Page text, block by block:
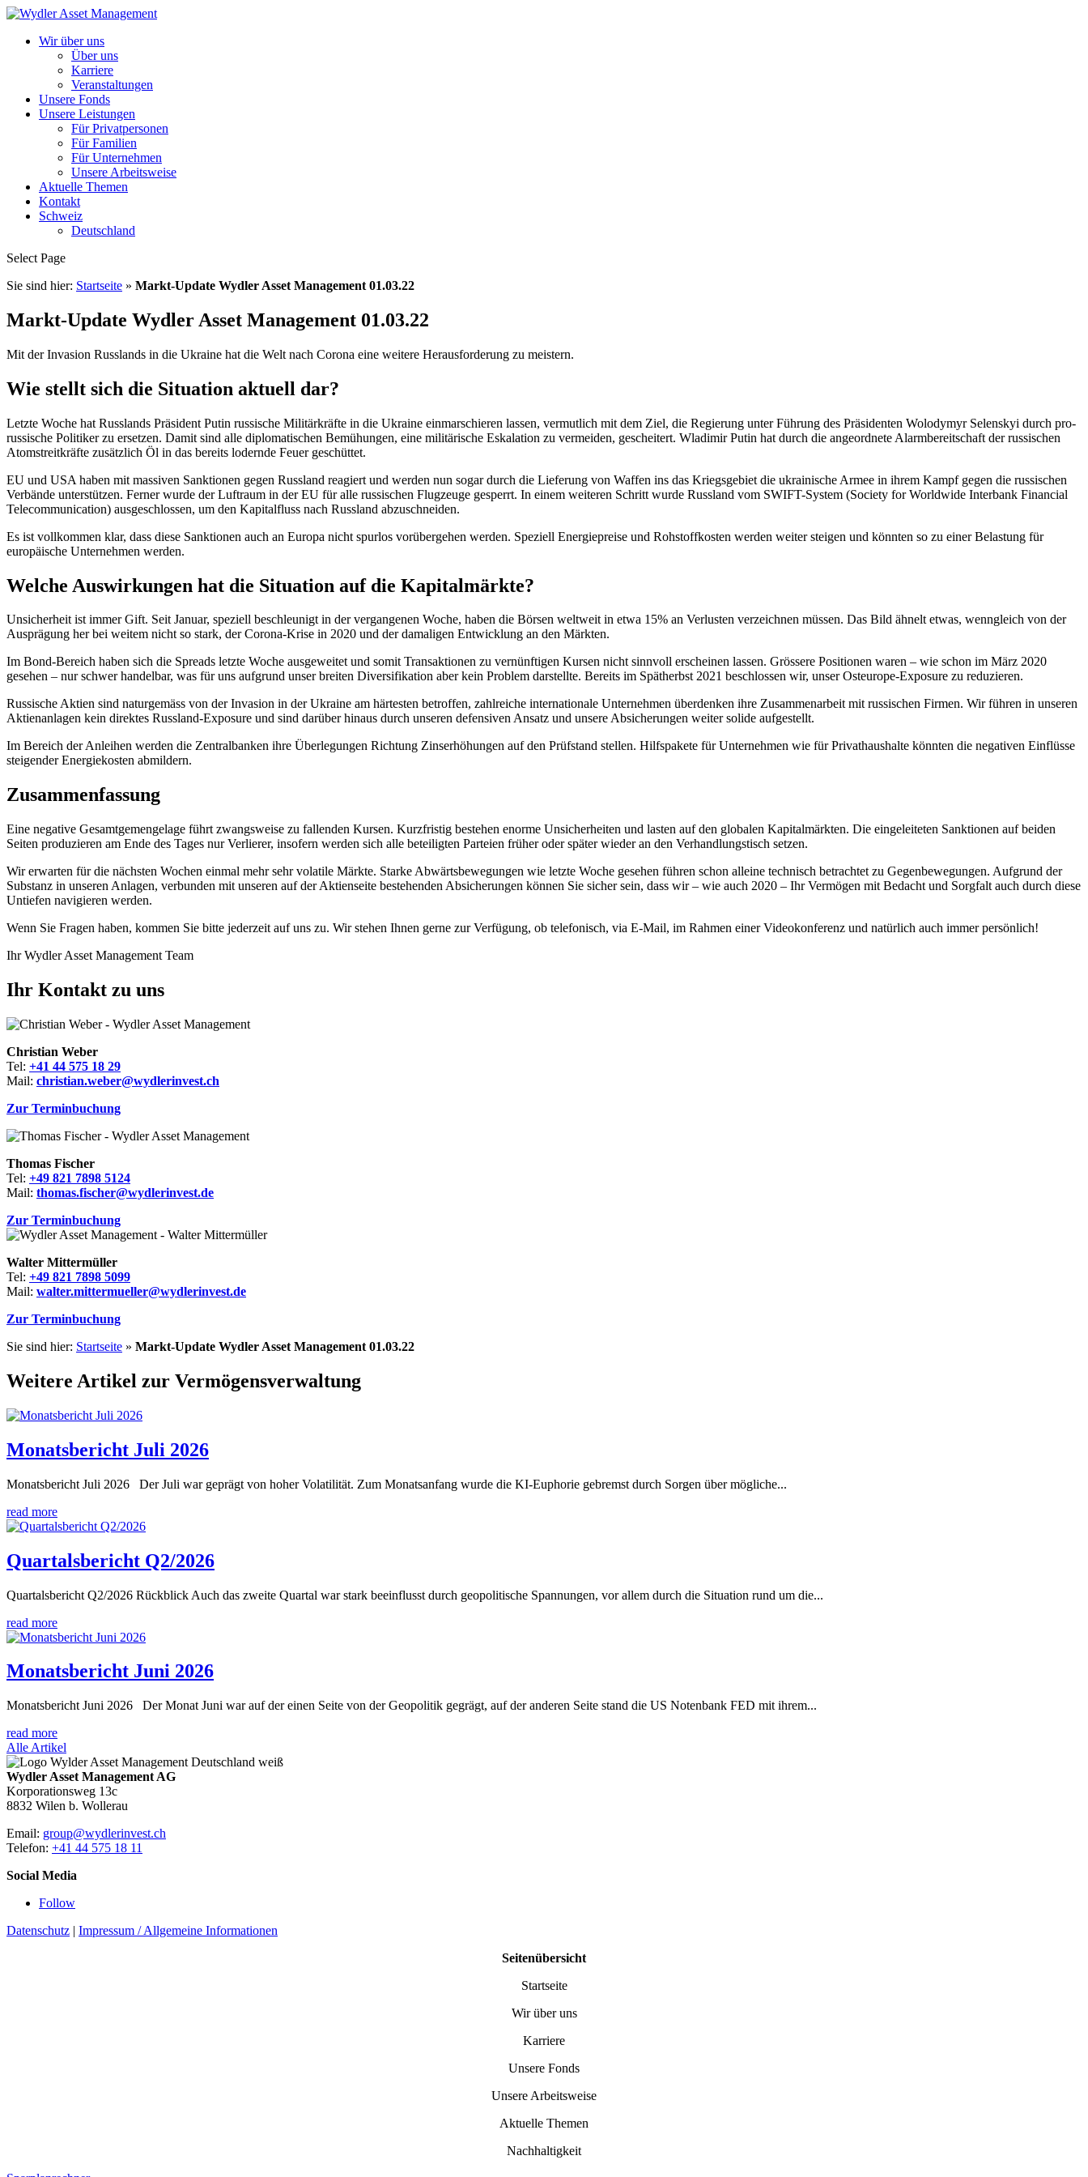
Wir über uns
Über uns
Karriere
Veranstaltungen
Unsere Fonds
Unsere Leistungen
Für Privatpersonen
Für Familien
Für Unternehmen
Unsere Arbeitsweise
Aktuelle Themen
Kontakt
Schweiz
Deutschland
Select Page
Sie sind hier: Startseite » Markt-Update Wydler Asset Management 01.03.22
Markt-Update Wydler Asset Management 01.03.22
Mit der Invasion Russlands in die Ukraine hat die Welt nach Corona eine weitere Herausforderung zu meistern.
Wie stellt sich die Situation aktuell dar?
Letzte Woche hat Russlands Präsident Putin russische Militärkräfte in die Ukraine einmarschieren lassen, vermutlich mit dem Ziel, die Regierung unter Führung des Präsidenten Wolodymyr Selenskyi durch pro-
russische Politiker zu ersetzen. Damit sind alle diplomatischen Bemühungen, eine militärische Eskalation zu vermeiden, gescheitert. Wladimir Putin hat durch die angeordnete Alarmbereitschaft der russischen
Atomstreitkräfte zusätzlich Öl in das bereits lodernde Feuer geschüttet.
EU und USA haben mit massiven Sanktionen gegen Russland reagiert und werden nun sogar durch die Lieferung von Waffen ins das Kriegsgebiet die ukrainische Armee in ihrem Kampf gegen die russischen
Verbände unterstützen. Ferner wurde der Luftraum in der EU für alle russischen Flugzeuge gesperrt. In einem weiteren Schritt wurde Russland vom SWIFT-System (Society for Worldwide Interbank Financial
Telecommunication) ausgeschlossen, um den Kapitalfluss nach Russland abzuschneiden.
Es ist vollkommen klar, dass diese Sanktionen auch an Europa nicht spurlos vorübergehen werden. Speziell Energiepreise und Rohstoffkosten werden weiter steigen und könnten so zu einer Belastung für
europäische Unternehmen werden.
Welche Auswirkungen hat die Situation auf die Kapitalmärkte?
Unsicherheit ist immer Gift. Seit Januar, speziell beschleunigt in der vergangenen Woche, haben die Börsen weltweit in etwa 15% an Verlusten verzeichnen müssen. Das Bild ähnelt etwas, wenngleich von der
Ausprägung her bei weitem nicht so stark, der Corona-Krise in 2020 und der damaligen Entwicklung an den Märkten.
Im Bond-Bereich haben sich die Spreads letzte Woche ausgeweitet und somit Transaktionen zu vernünftigen Kursen nicht sinnvoll erscheinen lassen. Grössere Positionen waren – wie schon im März 2020
gesehen – nur schwer handelbar, was für uns aufgrund unser breiten Diversifikation aber kein Problem darstellte. Bereits im Spätherbst 2021 beschlossen wir, unser Osteurope-Exposure zu reduzieren.
Russische Aktien sind naturgemäss von der Invasion in der Ukraine am härtesten betroffen, zahlreiche internationale Unternehmen überdenken ihre Zusammenarbeit mit russischen Firmen. Wir führen in unseren
Aktienanlagen kein direktes Russland-Exposure und sind darüber hinaus durch unseren defensiven Ansatz und unsere Absicherungen weiter solide aufgestellt.
Im Bereich der Anleihen werden die Zentralbanken ihre Überlegungen Richtung Zinserhöhungen auf den Prüfstand stellen. Hilfspakete für Unternehmen wie für Privathaushalte könnten die negativen Einflüsse
steigender Energiekosten abmildern.
Zusammenfassung
Eine negative Gesamtgemengelage führt zwangsweise zu fallenden Kursen. Kurzfristig bestehen enorme Unsicherheiten und lasten auf den globalen Kapitalmärkten. Die eingeleiteten Sanktionen auf beiden
Seiten produzieren am Ende des Tages nur Verlierer, insofern werden sich alle beteiligten Parteien früher oder später wieder an den Verhandlungstisch setzen.
Wir erwarten für die nächsten Wochen einmal mehr sehr volatile Märkte. Starke Abwärtsbewegungen wie letzte Woche gesehen führen schon alleine technisch betrachtet zu Gegenbewegungen. Aufgrund der
Substanz in unseren Anlagen, verbunden mit unseren auf der Aktienseite bestehenden Absicherungen können Sie sicher sein, dass wir – wie auch 2020 – Ihr Vermögen mit Bedacht und Sorgfalt auch durch diese
Untiefen navigieren werden.
Wenn Sie Fragen haben, kommen Sie bitte jederzeit auf uns zu. Wir stehen Ihnen gerne zur Verfügung, ob telefonisch, via E-Mail, im Rahmen einer Videokonferenz und natürlich auch immer persönlich!
Ihr Wydler Asset Management Team
Ihr Kontakt zu uns
Christian Weber
Tel: +41 44 575 18 29
Mail: christian.weber@wydlerinvest.ch
Zur Terminbuchung
Thomas Fischer
Tel: +49 821 7898 5124
Mail: thomas.fischer@wydlerinvest.de
Zur Terminbuchung
Walter Mittermüller
Tel: +49 821 7898 5099
Mail: walter.mittermueller@wydlerinvest.de
Zur Terminbuchung
Sie sind hier: Startseite » Markt-Update Wydler Asset Management 01.03.22
Weitere Artikel zur Vermögensverwaltung
Monatsbericht Juli 2026
Monatsbericht Juli 2026 Der Juli war geprägt von hoher Volatilität. Zum Monatsanfang wurde die KI-Euphorie gebremst durch Sorgen über mögliche...
read more
Quartalsbericht Q2/2026
Quartalsbericht Q2/2026 Rückblick Auch das zweite Quartal war stark beeinflusst durch geopolitische Spannungen, vor allem durch die Situation rund um die...
read more
Monatsbericht Juni 2026
Monatsbericht Juni 2026 Der Monat Juni war auf der einen Seite von der Geopolitik gegrägt, auf der anderen Seite stand die US Notenbank FED mit ihrem...
read more
Alle Artikel
Wydler Asset Management AG
Korporationsweg 13c
8832 Wilen b. Wollerau
Email: group@wydlerinvest.ch
Telefon: +41 44 575 18 11
Social Media
Follow
Datenschutz | Impressum / Allgemeine Informationen
Seitenübersicht
Startseite
Wir über uns
Karriere
Unsere Fonds
Unsere Arbeitsweise
Aktuelle Themen
Nachhaltigkeit